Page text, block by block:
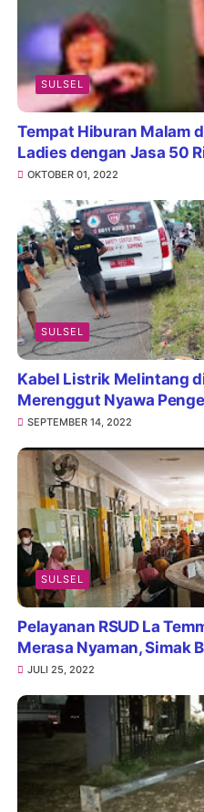
SULSEL
Tempat Hiburan Malam
Ladies dengan Jasa 50
OKTOBER 01, 2022
SULSEL
Kabel Listrik Melintang
Merenggut Nyawa
SEPTEMBER 14, 2022
SULSEL
Pelayanan RSUD La
Merasa Nyaman, Simak
JULI 25, 2022